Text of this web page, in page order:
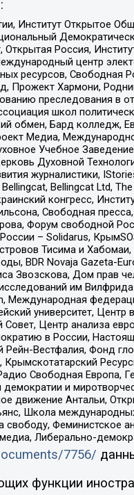
Институт Открытое
Россия,
центр
ресурсов, Свободная
Хармони,
преследования в
школ
обмен, Бард
Медиа,
Учебное
Духовной
журналистики,
Bellingcat Ltd,
конгресс,
Свободная
Форум свободной
– Solidarus,
Тисима и
BDR Novaja Gazeta-
Звозскова, Дом прав
им
Международная
университет,
Центр анализа
в России,
Вестфалия, Фонд
Свободная
и
движение Антальи,
Школа
Феминистское
Либерально-
7756/
функции